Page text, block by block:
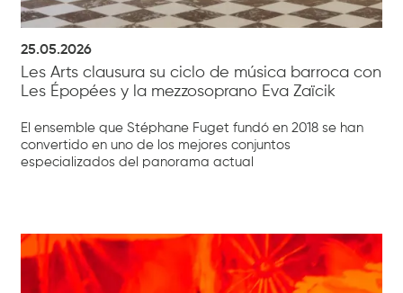
25.05.2026
Les Arts clausura su ciclo de música barroca con
Les Épopées y la mezzosoprano Eva Zaïcik
El ensemble que Stéphane Fuget fundó en 2018 se han
convertido en uno de los mejores conjuntos
especializados del panorama actual